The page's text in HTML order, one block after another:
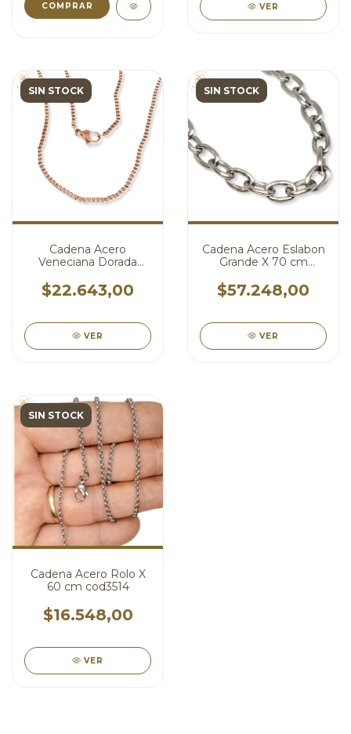
COMPRAR VER
SIN STOCK
Cadena Acero
Veneciana Dorada
$22.643,00
VER
SIN STOCK
Cadena Acero Eslabon
Grande X 70 cm
$57.248,00
VER
SIN STOCK
Cadena Acero Rolo X
60 cm cod3514
$16.548,00
VER